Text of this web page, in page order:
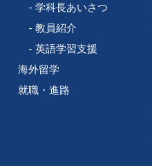
学科長あいさつ
教員紹介
英語学習支援
海外留学
就職・進路